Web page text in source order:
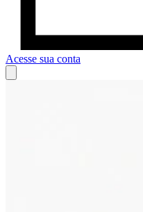
Acesse sua conta